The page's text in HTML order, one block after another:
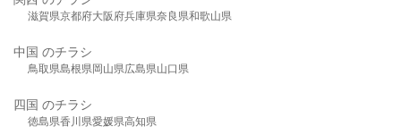
滋賀県京都府大阪府兵庫県奈良県和歌山県
中国 のチラシ
鳥取県島根県岡山県広島県山口県
四国 のチラシ
徳島県香川県愛媛県高知県